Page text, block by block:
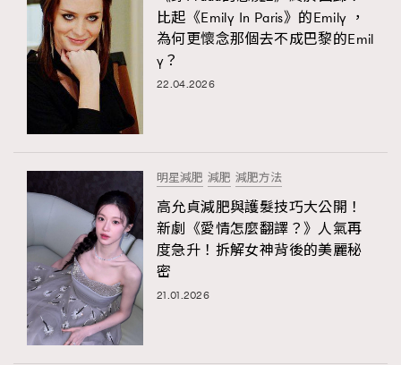
比起《Emily In Paris》的Emily ，
為何更懷念那個去不成巴黎的Emil
y？
22.04.2026
明星減肥 減肥 減肥方法
高允貞減肥與護髮技巧大公開！
新劇《愛情怎麼翻譯？》人氣再
度急升！拆解女神背後的美麗秘
密
21.01.2026